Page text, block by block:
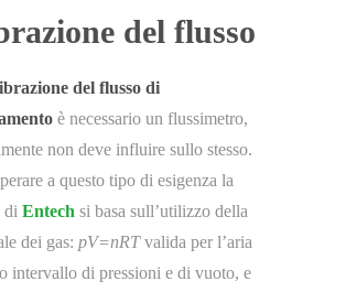
del flusso
del flusso di
è necessario un flussimetro,
non deve influire sullo stesso.
a questo tipo di esigenza la
di Entech si basa sull’utilizzo della
dei gas: pV=nRTvalida per l’aria
intervallo di pressioni e di vuoto, e